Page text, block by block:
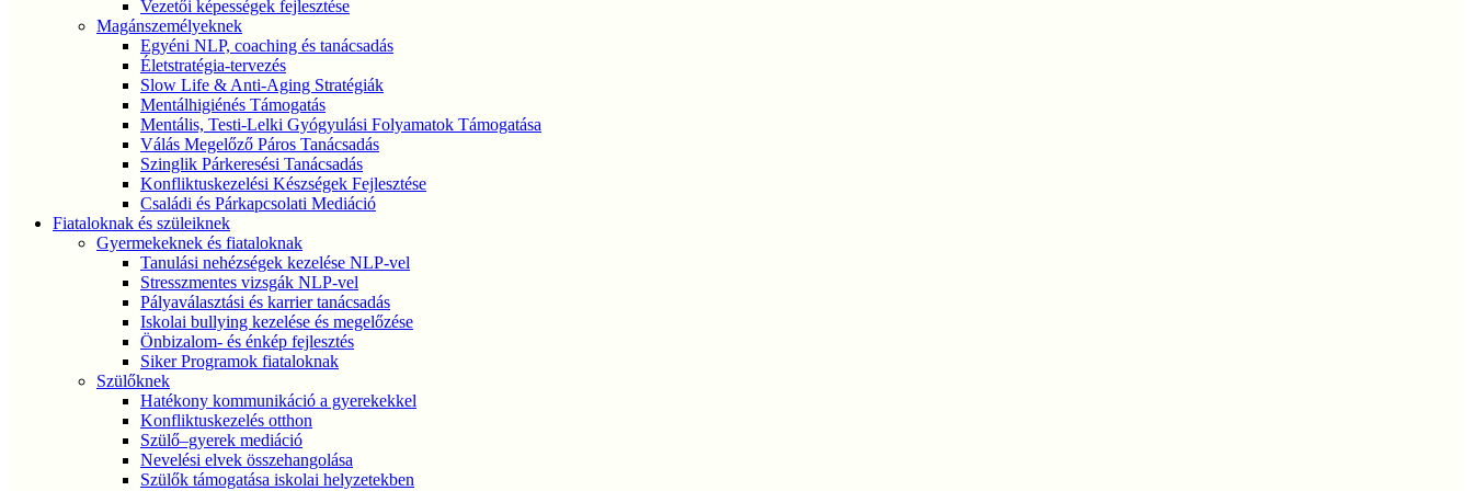
Vezetői képességek fejlesztése
Magánszemélyeknek
Egyéni NLP, coaching és tanácsadás
Életstratégia-tervezés
Slow Life & Anti-Aging Stratégiák
Mentálhigiénés Támogatás
Mentális, Testi-Lelki Gyógyulási Folyamatok Támogatása
Válás Megelőző Páros Tanácsadás
Szinglik Párkeresési Tanácsadás
Konfliktuskezelési Készségek Fejlesztése
Családi és Párkapcsolati Mediáció
Fiataloknak és szüleiknek
Gyermekeknek és fiataloknak
Tanulási nehézségek kezelése NLP-vel
Stresszmentes vizsgák NLP-vel
Pályaválasztási és karrier tanácsadás
Iskolai bullying kezelése és megelőzése
Önbizalom- és énkép fejlesztés
Siker Programok fiataloknak
Szülőknek
Hatékony kommunikáció a gyerekekkel
Konfliktuskezelés otthon
Szülő–gyerek mediáció
Nevelési elvek összehangolása
Szülők támogatása iskolai helyzetekben